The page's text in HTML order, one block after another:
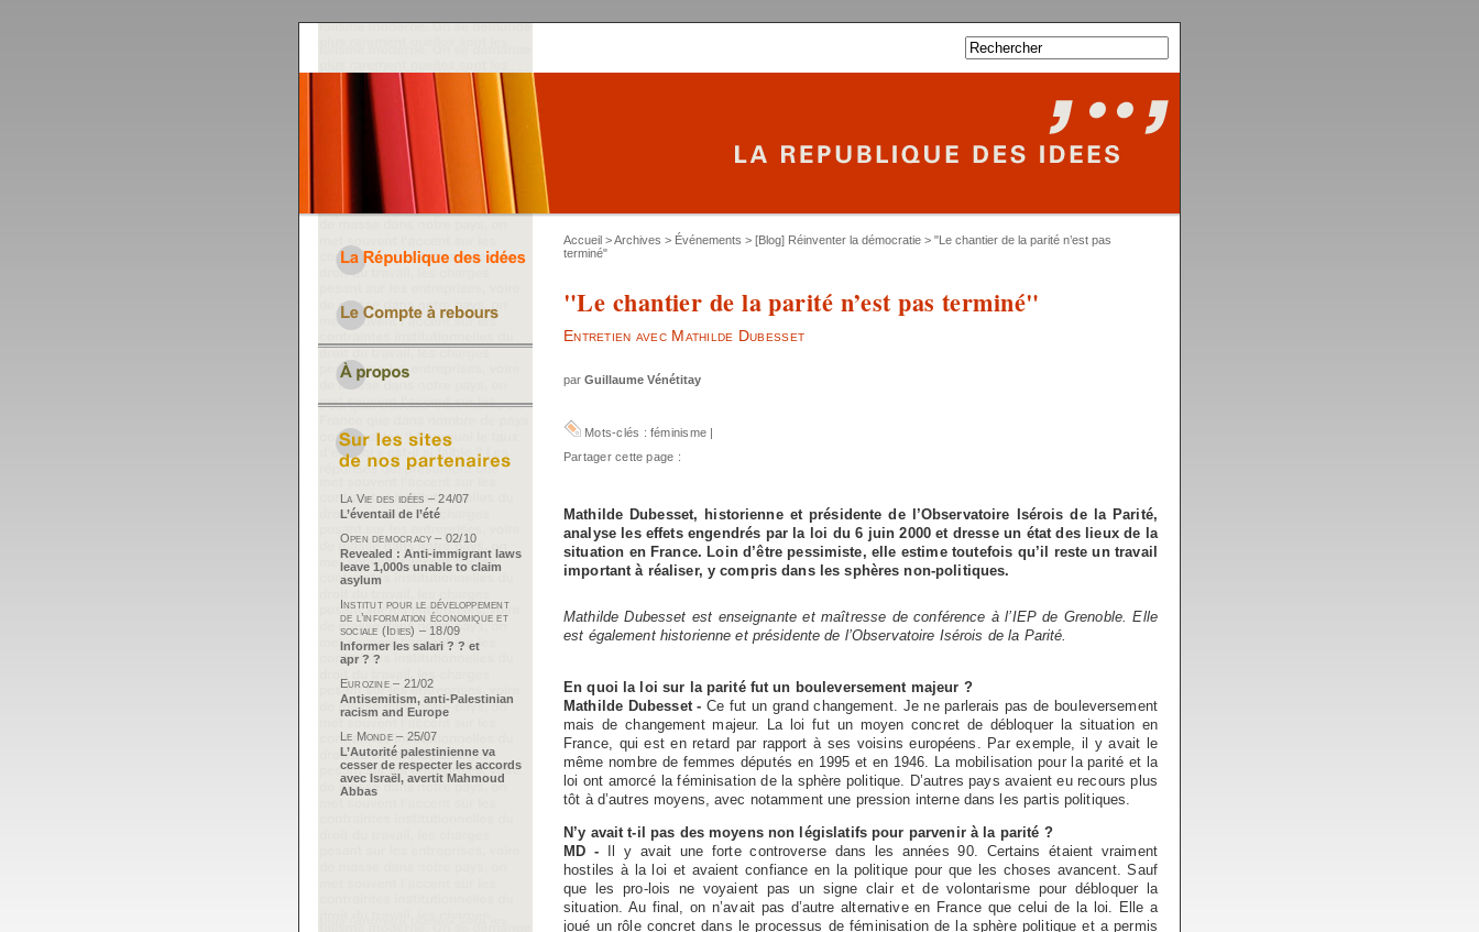
Accueil >Archives > Événements > [Blog] Réinventer la démocratie > "Le chantier de la parité n’est pas
terminé"
"Le chantier de la parité n’est pas terminé"
Entretien avec Mathilde Dubesset
par Guillaume Vénétitay
Mots-clés : féminisme |
Partager cette page :
Mathilde Dubesset, historienne et présidente de l’Observatoire Isérois de la Parité,
analyse les effets engendrés par la loi du 6 juin 2000 et dresse un état des lieux de la
situation en France. Loin d’être pessimiste, elle estime toutefois qu’il reste un travail
important à réaliser, y compris dans les sphères non-politiques.
Mathilde Dubesset est enseignante et maîtresse de conférence à l’IEP de Grenoble. Elle
est également historienne et présidente de l’Observatoire Isérois de la Parité.
En quoi la loi sur la parité fut un bouleversement majeur ?
Mathilde Dubesset - Ce fut un grand changement. Je ne parlerais pas de bouleversement
mais de changement majeur. La loi fut un moyen concret de débloquer la situation en
France, qui est en retard par rapport à ses voisins européens. Par exemple, il y avait le
même nombre de femmes députés en 1995 et en 1946. La mobilisation pour la parité et la
loi ont amorcé la féminisation de la sphère politique. D’autres pays avaient eu recours plus
tôt à d’autres moyens, avec notamment une pression interne dans les partis politiques.
N’y avait t-il pas des moyens non législatifs pour parvenir à la parité ?
MD - Il y avait une forte controverse dans les années 90. Certains étaient vraiment
hostiles à la loi et avaient confiance en la politique pour que les choses avancent. Sauf
que les pro-lois ne voyaient pas un signe clair et de volontarisme pour débloquer la
situation. Au final, on n’avait pas d’autre alternative en France que celui de la loi. Elle a
joué un rôle concret dans le processus de féminisation de la sphère politique et a permis
La Vie des idées – 24/07
L’éventail de l’été
Open democracy – 02/10
Revealed : Anti-immigrant laws
leave 1,000s unable to claim
asylum
Institut pour le développement
de l’information économique et
sociale (Idies) – 18/09
Informer les salari ? ? et
apr ? ?
Eurozine – 21/02
Antisemitism, anti-Palestinian
racism and Europe
Le Monde – 25/07
L’Autorité palestinienne va
cesser de respecter les accords
avec Israël, avertit Mahmoud
Abbas